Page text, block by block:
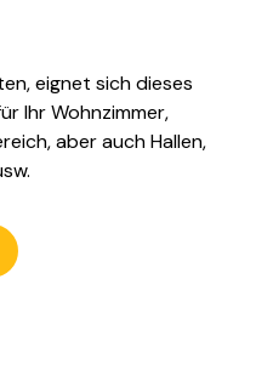
eignet sich dieses
Ihr Wohnzimmer,
aber auch Hallen,